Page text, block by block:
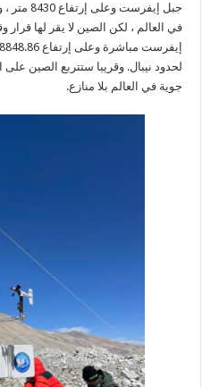
جبل
في العالم ، لكن الصين لا يقر لها
لحدود نيبال. وقريبا ستتربع الصين
جوية في العالم بلا منازع.